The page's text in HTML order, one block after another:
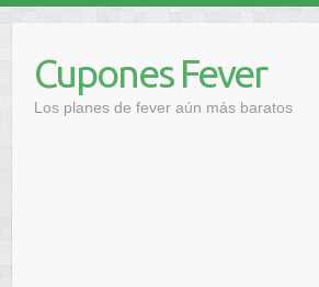
contenidoCupones Fever
Los planes de fever aún más baratos